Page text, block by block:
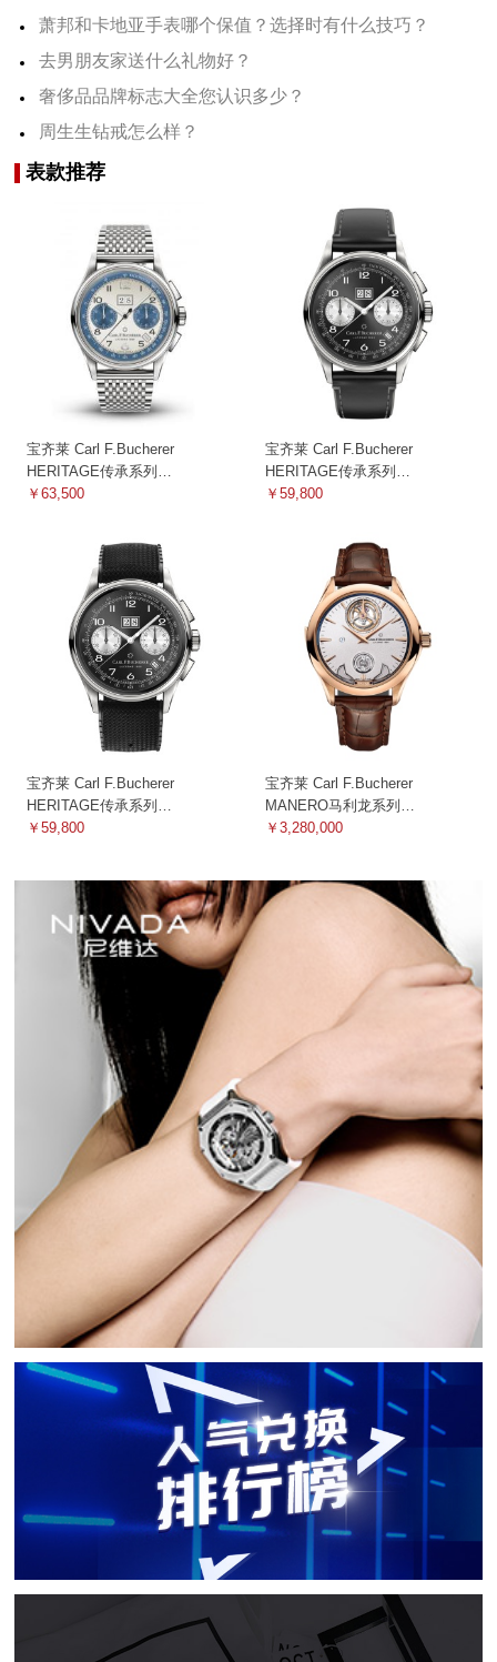
萧邦和卡地亚手表哪个保值？选择时有什么技巧？
去男朋友家送什么礼物好？
奢侈品品牌标志大全您认识多少？
周生生钻戒怎么样？
表款推荐
宝齐莱 Carl F.Bucherer
HERITAGE传承系列
00.10803.08.12.22 其他
￥63,500
宝齐莱 Carl F.Bucherer
HERITAGE传承系列
00.10803.08.32.01 机械
￥59,800
宝齐莱 Carl F.Bucherer
HERITAGE传承系列
00.10803.08.32.02 机械
￥59,800
宝齐莱 Carl F.Bucherer
MANERO马利龙系列
00.10925.03.63.01 机械
￥3,280,000